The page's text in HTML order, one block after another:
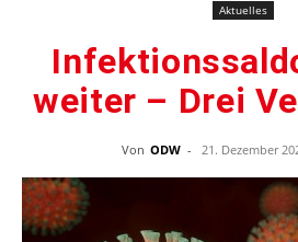
Aktuelles
weiter – Drei
Von ODW - 21. Dezember